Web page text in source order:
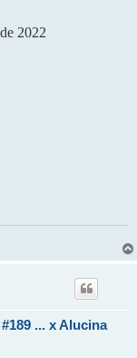
2022
... x Alucina